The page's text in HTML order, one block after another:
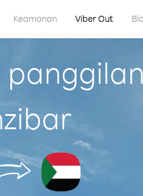
Keamanan Viber Out